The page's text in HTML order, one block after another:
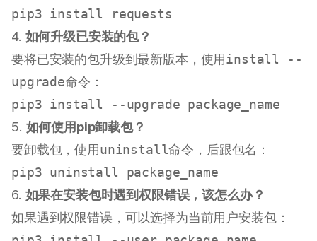
4. 如何升级已安装的包？
要将已安装的包升级到最新版本，使用install --
upgrade命令：
5. 如何使用pip卸载包？
要卸载包，使用uninstall命令，后跟包名：
6. 如果在安装包时遇到权限错误，该怎么办？
如果遇到权限错误，可以选择为当前用户安装包：